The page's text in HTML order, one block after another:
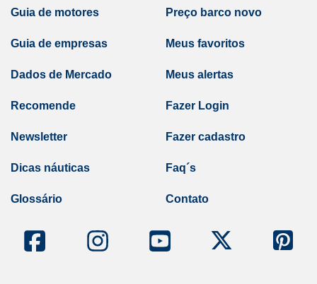
Guia de motores
Guia de empresas
Dados de Mercado
Preço barco novo
Meus favoritos
Meus alertas
Recomende
Newsletter
Dicas náuticas
Glossário
Fazer Login
Fazer cadastro
Faq´s
Contato